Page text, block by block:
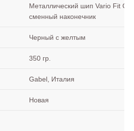
Металлический шип Vario Fit
сменный наконечник
Черный с желтым
350 гр.
Gabel, Италия
Новая